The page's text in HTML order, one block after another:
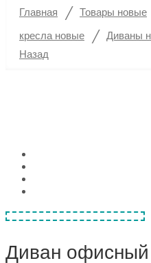
Главная / Товары новые
кресла новые
/ Диваны
Назад
Диван офисный